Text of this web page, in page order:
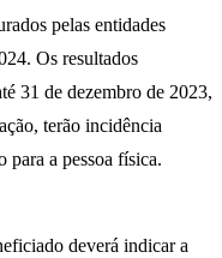
pelas entidades
Os resultados
31 de dezembro de 2023,
terão incidência
para a pessoa física.
deverá indicar a